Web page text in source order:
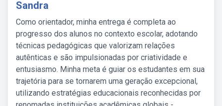
Sandra
Como orientador, minha entrega é completa ao
progresso dos alunos no contexto escolar, adotando
técnicas pedagógicas que valorizam relações
autênticas e são impulsionadas por criatividade e
entusiasmo. Minha meta é guiar os estudantes em sua
trajetória para se tornarem uma geração excepcional,
utilizando estratégias educacionais reconhecidas por